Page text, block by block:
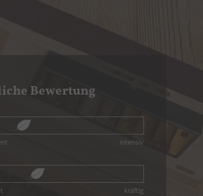
Bewertung
intensiv
kräftig